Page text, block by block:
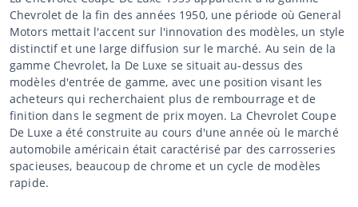
Chevrolet de la fin des années 1950, une période où General
Motors mettait l'accent sur l'innovation des modèles, un style
distinctif et une large diffusion sur le marché. Au sein de la
gamme Chevrolet, la De Luxe se situait au-dessus des
modèles d'entrée de gamme, avec une position visant les
acheteurs qui recherchaient plus de rembourrage et de
finition dans le segment de prix moyen. La Chevrolet Coupe
De Luxe a été construite au cours d'une année où le marché
automobile américain était caractérisé par des carrosseries
spacieuses, beaucoup de chrome et un cycle de modèles
rapide.